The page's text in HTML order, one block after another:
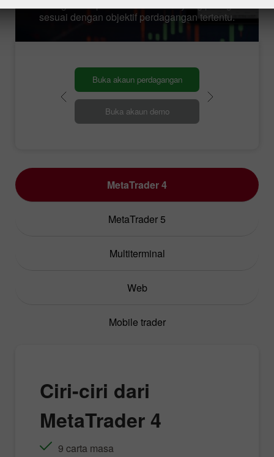
sesuai dengan objektif perdagangan tertentu.
Buka akaun perdagangan
Buka akaun demo
MetaTrader 4
MetaTrader 5
Multiterminal
Web
Mobile trader
Ciri-ciri dari
MetaTrader 4
9 carta masa